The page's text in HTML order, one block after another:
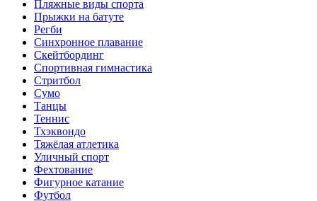
Пляжные виды спорта
Прыжки на батуте
Регби
Синхронное плавание
Скейтбординг
Спортивная гимнастика
Стритбол
Сумо
Танцы
Теннис
Тхэквондо
Тяжёлая атлетика
Уличный спорт
Фехтование
Фигурное катание
Футбол